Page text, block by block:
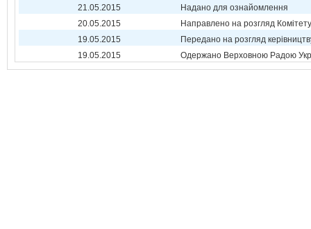
21.05.2015
Надано для ознайомлення
20.05.2015
Направлено на розгляд Комітету
19.05.2015
Передано на розгляд
19.05.2015
Одержано Верховною Радою